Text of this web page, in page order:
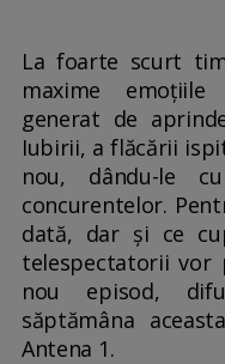
La foarte scurt
maxime
generat de
Iubirii, a flăcării
nou, dându-le
concurentelor.
dată, dar şi ce
telespectatorii vor
nou episod,
săptămâna
Antena 1.